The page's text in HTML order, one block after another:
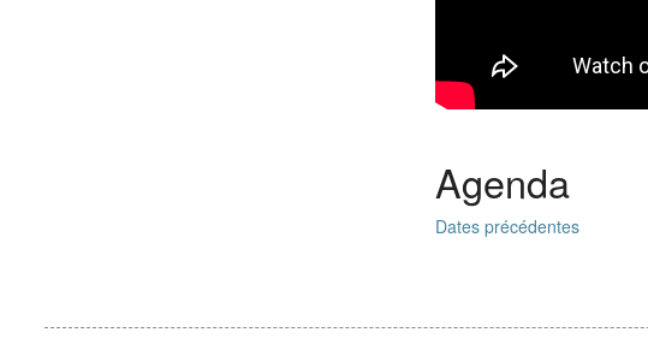
Agenda
Dates précédentes